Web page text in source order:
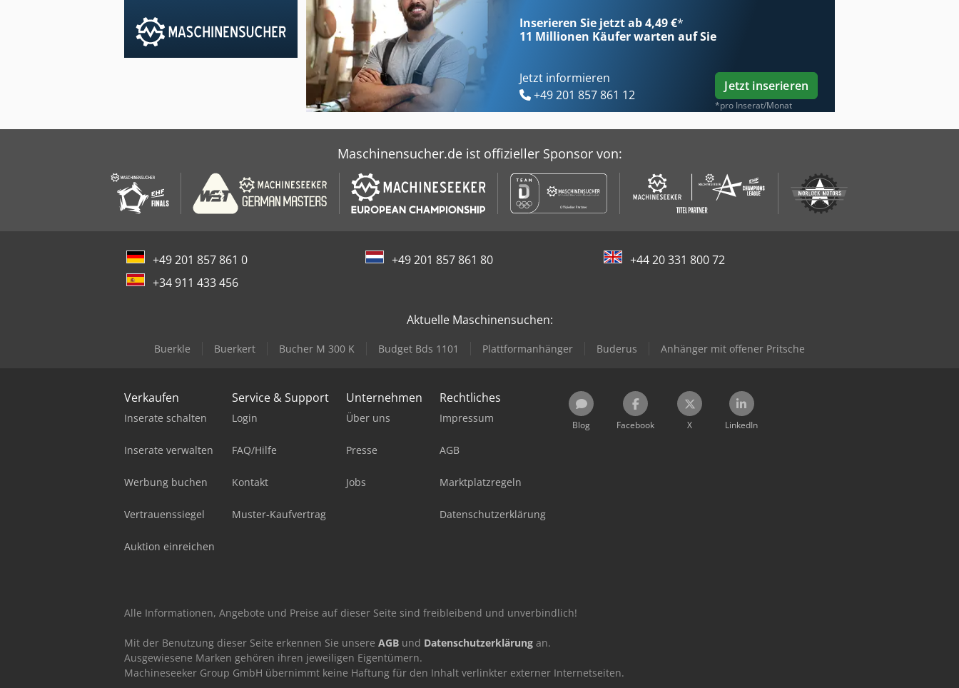
Inserieren Sie jetzt ab 4,49 €*
11 Millionen Käufer warten auf Sie
Jetzt informieren
+49 201 857 861 12
Jetzt inserieren
*pro Inserat/Monat
Maschinensucher.de ist offizieller Sponsor von:
+49 201 857 861 0 +49 201 857 861 80
+44 20 331 800 72
+34 911 433 456
Aktuelle Maschinensuchen:
Buerkle Buerkert Bucher M 300 K Budget Bds 1101 Plattformanhänger Buderus Anhänger mit offener Pritsche
Verkaufen
Inserate schalten
Inserate verwalten
Werbung buchen
Vertrauenssiegel
Auktion einreichen
Service & Support
Login
FAQ/Hilfe
Kontakt
Muster-Kaufvertrag
Unternehmen
Über uns
Presse
Jobs
Rechtliches
Impressum
AGB
Marktplatzregeln
Datenschutzerklärung
Blog Facebook X LinkedIn
Alle Informationen, Angebote und Preise auf dieser Seite sind freibleibend und unverbindlich!
Mit der Benutzung dieser Seite erkennen Sie unsere AGB und Datenschutzerklärung an.
Ausgewiesene Marken gehören ihren jeweiligen Eigentümern.
Machineseeker Group GmbH übernimmt keine Haftung für den Inhalt verlinkter externer Internetseiten.